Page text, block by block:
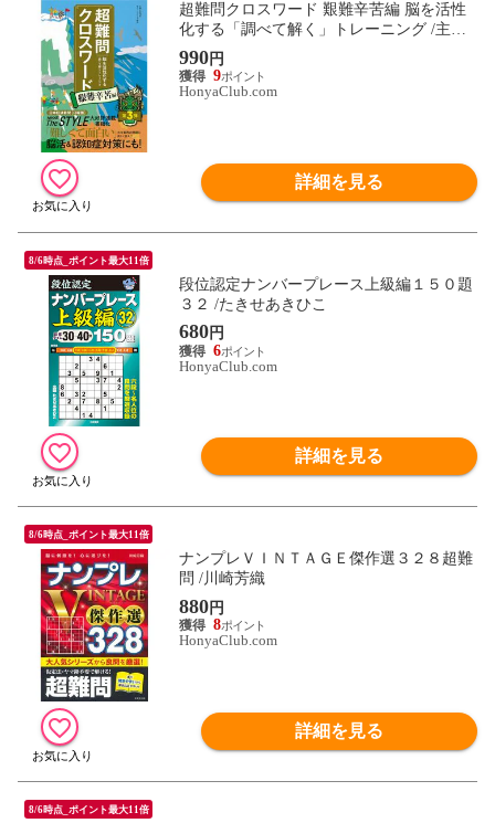
超難問クロスワード 艱難辛苦編 脳を活性
化する「調べて解く」トレーニング /主婦
と生活社 キューパブリック
990円
9
HonyaClub.com
詳細を見る
8/6時点_ポイント最大11倍
段位認定ナンバープレース上級編１５０題
３２ /たきせあきひこ
680円
6
HonyaClub.com
詳細を見る
8/6時点_ポイント最大11倍
ナンプレＶＩＮＴＡＧＥ傑作選３２８超難
問 /川崎芳織
880円
8
HonyaClub.com
詳細を見る
8/6時点_ポイント最大11倍